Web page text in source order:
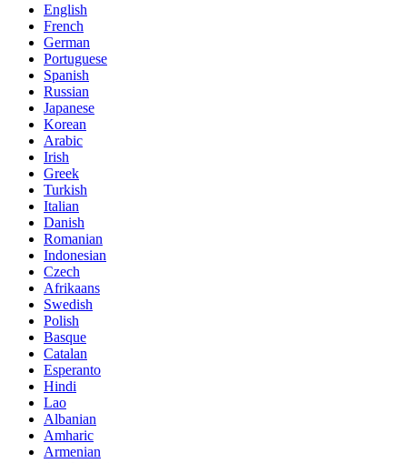
English
French
German
Portuguese
Spanish
Russian
Japanese
Korean
Arabic
Irish
Greek
Turkish
Italian
Danish
Romanian
Indonesian
Czech
Afrikaans
Swedish
Polish
Basque
Catalan
Esperanto
Hindi
Lao
Albanian
Amharic
Armenian